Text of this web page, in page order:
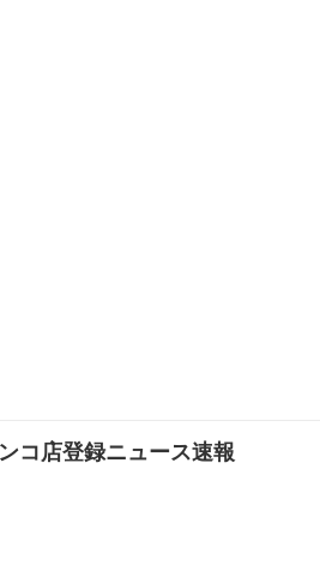
コ店登録ニュース速報